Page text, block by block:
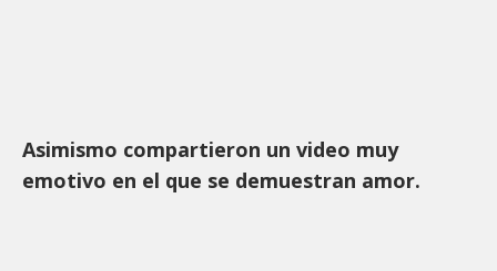
Asimismo compartieron un video muy
emotivo en el que se demuestran amor.